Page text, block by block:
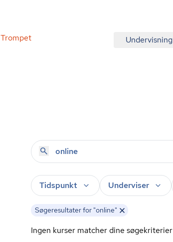
Undervisning
Trompet
Tidspunkt Underviser
Søgeresultater for "online"
Ingen kurser matcher dine søgekriterier